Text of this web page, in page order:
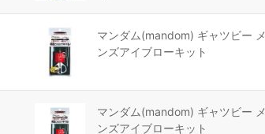
マンダム(mandom) ギャツビー メ
ンズアイブローキット
マンダム(mandom) ギャツビー メ
ンズアイブローキット